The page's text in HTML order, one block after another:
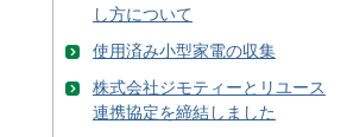
し方について
使用済み小型家電の収集
株式会社ジモティーとリユース
連携協定を締結しました